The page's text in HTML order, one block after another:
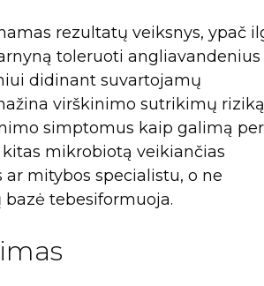
rezultatų veiksnys, ypač
toleruoti angliavandenius
didinant suvartojamų
virškinimo sutrikimų riziką
simptomus kaip galimą per
mikrobiotą veikiančias
mitybos specialistu, o ne
tebesiformuoja.